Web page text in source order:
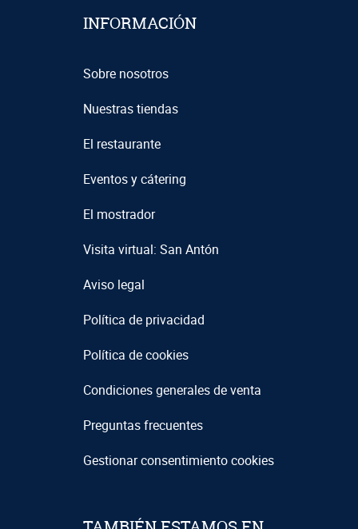
INFORMACIÓN
Sobre nosotros
Nuestras tiendas
El restaurante
Eventos y cátering
El mostrador
Visita virtual: San Antón
Aviso legal
Política de privacidad
Política de cookies
Condiciones generales de venta
Preguntas frecuentes
Gestionar consentimiento cookies